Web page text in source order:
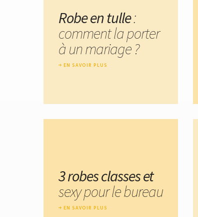
Robe en tulle:
comment la porter
à un mariage ?
EN SAVOIR PLUS
3 robes classes et
sexy pour le bureau
EN SAVOIR PLUS